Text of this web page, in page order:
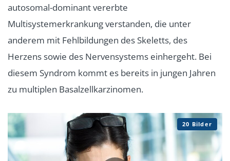
autosomal-dominant vererbte
Multisystemerkrankung verstanden, die unter
anderem mit Fehlbildungen des Skeletts, des
Herzens sowie des Nervensystems einhergeht. Bei
diesem Syndrom kommt es bereits in jungen Jahren
zu multiplen Basalzellkarzinomen.
20 Bilder